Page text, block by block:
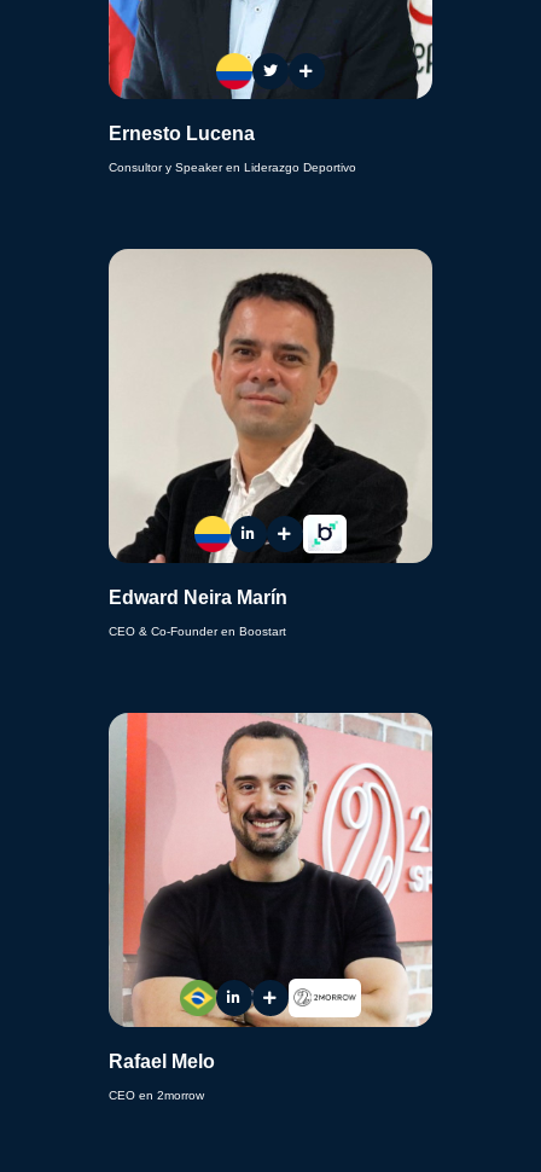
Ernesto Lucena
Consultor y Speaker en Liderazgo Deportivo
Edward Neira Marín
CEO & Co-Founder en Boostart
Rafael Melo
CEO en 2morrow